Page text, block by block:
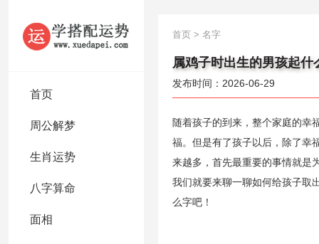
首页
周公解梦
生肖运势
八字算命
面相
首页 > 名字
属鸡子时出生的男孩起
发布时间：2026-06-29
随着孩子的到来，整个家庭的幸
福。但是有了孩子以后，除了幸
来越多，首先最重要的事情就是
我们就要来聊一聊如何给孩子取
么字吧！